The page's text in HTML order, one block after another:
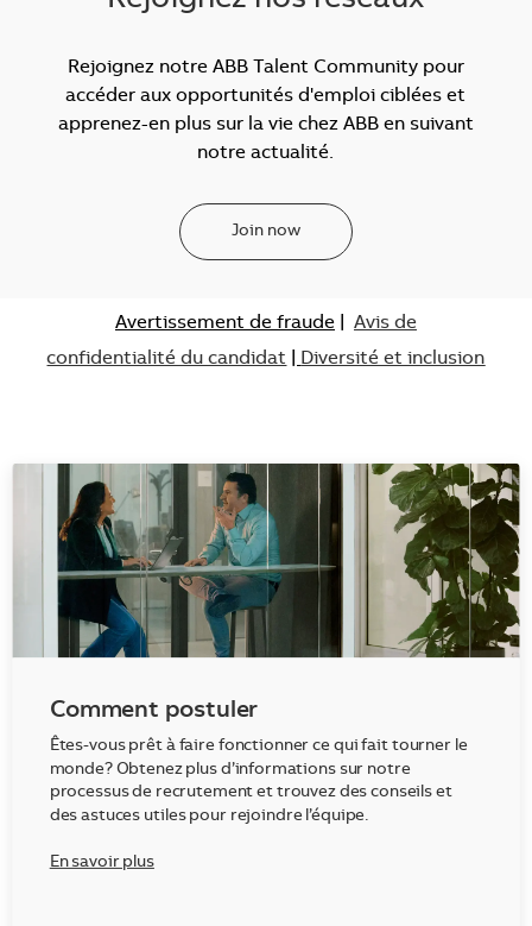
Rejoignez notre ABB Talent Community pour
accéder aux opportunités d'emploi ciblées et
apprenez-en plus sur la vie chez ABB en suivant
notre actualité.
Join now
Avertissement de fraude| Avis de
confidentialité du candidat
Diversité et inclusion
Comment postuler
Êtes-vous prêt à faire fonctionner ce qui fait tourner le
monde? Obtenez plus d’informations sur notre
processus de recrutement et trouvez des conseils et
des astuces utiles pour rejoindre l’équipe.
En savoir plus